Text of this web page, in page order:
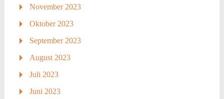
November 2023
Oktober 2023
September 2023
August 2023
Juli 2023
Juni 2023